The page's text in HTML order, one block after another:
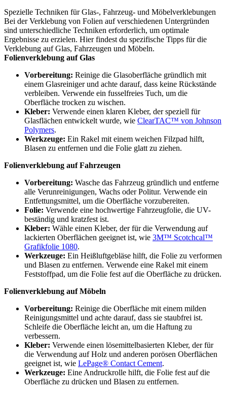
Spezielle Techniken für Glas-, Fahrzeug- und Möbelverklebungen
Bei der Verklebung von Folien auf verschiedenen Untergründen
sind unterschiedliche Techniken erforderlich, um optimale
Ergebnisse zu erzielen. Hier findest du spezifische Tipps für die
Verklebung auf Glas, Fahrzeugen und Möbeln.
Folienverklebung auf Glas
Vorbereitung: Reinige die Glasoberfläche gründlich mit
einem Glasreiniger und achte darauf, dass keine Rückstände
verbleiben. Verwende ein fusselfreies Tuch, um die
Oberfläche trocken zu wischen.
Kleber: Verwende einen klaren Kleber, der speziell für
Glasflächen entwickelt wurde, wie ClearTAC™ von Johnson
Polymers.
Werkzeuge: Ein Rakel mit einem weichen Filzpad hilft,
Blasen zu entfernen und die Folie glatt zu ziehen.
Folienverklebung auf Fahrzeugen
Vorbereitung: Wasche das Fahrzeug gründlich und entferne
alle Verunreinigungen, Wachs oder Politur. Verwende ein
Entfettungsmittel, um die Oberfläche vorzubereiten.
Folie: Verwende eine hochwertige Fahrzeugfolie, die UV-
beständig und kratzfest ist.
Kleber: Wähle einen Kleber, der für die Verwendung auf
lackierten Oberflächen geeignet ist, wie 3M™ Scotchcal™
Grafikfolie 1080.
Werkzeuge: Ein Heißluftgebläse hilft, die Folie zu verformen
und Blasen zu entfernen. Verwende eine Rakel mit einem
Feststoffpad, um die Folie fest auf die Oberfläche zu drücken.
Folienverklebung auf Möbeln
Vorbereitung: Reinige die Oberfläche mit einem milden
Reinigungsmittel und achte darauf, dass sie staubfrei ist.
Schleife die Oberfläche leicht an, um die Haftung zu
verbessern.
Kleber: Verwende einen lösemittelbasierten Kleber, der für
die Verwendung auf Holz und anderen porösen Oberflächen
geeignet ist, wie LePage® Contact Cement.
Werkzeuge: Eine Andruckrolle hilft, die Folie fest auf die
Oberfläche zu drücken und Blasen zu entfernen.